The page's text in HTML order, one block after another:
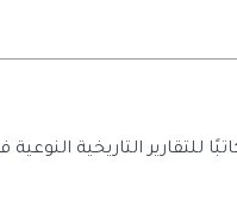
للتقارير التاريخية